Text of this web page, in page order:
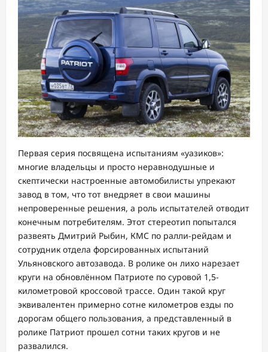
Первая серия посвящена испытаниям «уазиков»:
многие владельцы и просто неравнодушные и
скептически настроенные автомобилисты упрекают
завод в том, что тот внедряет в свои машины
непроверенные решения, а роль испытателей отводит
конечным потребителям. Этот стереотип попытался
развеять Дмитрий Рыбин, КМС по ралли-рейдам и
сотрудник отдела форсированных испытаний
Ульяновского автозавода. В ролике он лихо нарезает
круги на обновлённом Патриоте по суровой 1,5-
километровой кроссовой трассе. Один такой круг
эквивалентен примерно сотне километров езды по
дорогам общего пользования, а представленный в
ролике Патриот прошел сотни таких кругов и не
развалился.